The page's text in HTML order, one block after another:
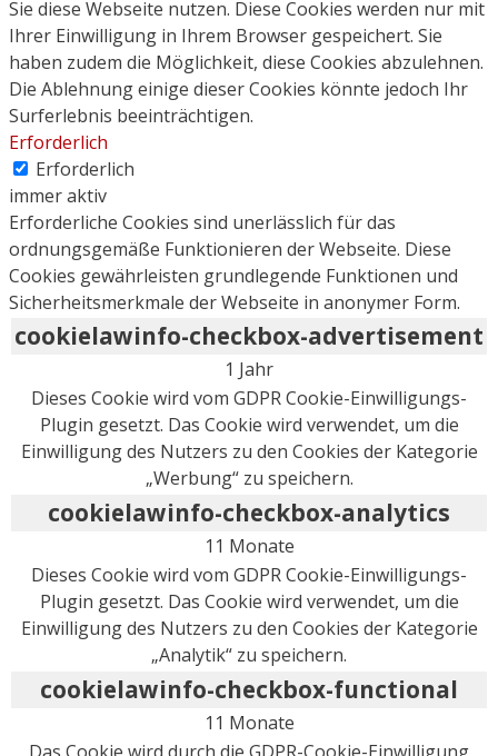
Sie diese Webseite nutzen. Diese Cookies werden nur mit
Ihrer Einwilligung in Ihrem Browser gespeichert. Sie
haben zudem die Möglichkeit, diese Cookies abzulehnen.
Die Ablehnung einige dieser Cookies könnte jedoch Ihr
Surferlebnis beeinträchtigen.
Erforderlich
Erforderlich
immer aktiv
Erforderliche Cookies sind unerlässlich für das
ordnungsgemäße Funktionieren der Webseite. Diese
Cookies gewährleisten grundlegende Funktionen und
Sicherheitsmerkmale der Webseite in anonymer Form.
cookielawinfo-checkbox-advertisement
1 Jahr
Dieses Cookie wird vom GDPR Cookie-Einwilligungs-
Plugin gesetzt. Das Cookie wird verwendet, um die
Einwilligung des Nutzers zu den Cookies der Kategorie
„Werbung“ zu speichern.
cookielawinfo-checkbox-analytics
11 Monate
Dieses Cookie wird vom GDPR Cookie-Einwilligungs-
Plugin gesetzt. Das Cookie wird verwendet, um die
Einwilligung des Nutzers zu den Cookies der Kategorie
„Analytik“ zu speichern.
cookielawinfo-checkbox-functional
11 Monate
Das Cookie wird durch die GDPR-Cookie-Einwilligung